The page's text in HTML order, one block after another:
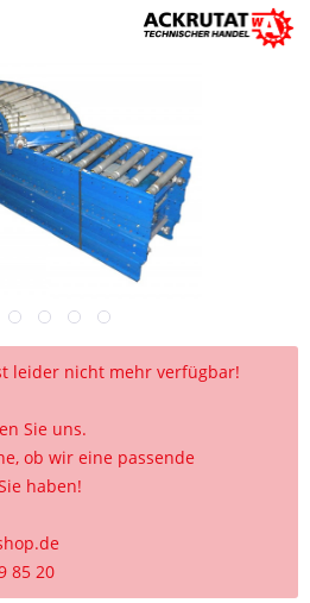
leider nicht mehr verfügbar!
Sie uns.
ob wir eine passende
haben!
85 20